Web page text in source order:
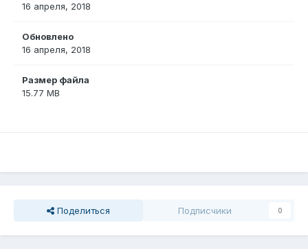
16 апреля, 2018
Обновлено
16 апреля, 2018
Размер файла
15.77 MB
Поделиться Подписчики 0